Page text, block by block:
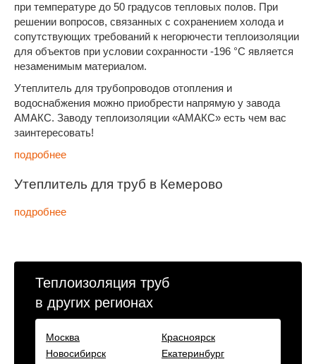
при температуре до 50 градусов тепловых полов. При
решении вопросов, связанных с сохранением холода и
сопутствующих требований к негорючести теплоизоляции
для объектов при условии сохранности -196 °С является
незаменимым материалом.
Утеплитель для трубопроводов отопления и
водоснабжения можно приобрести напрямую у завода
АМАКС. Заводу теплоизоляции «АМАКС» есть чем вас
заинтересовать!
подробнее
Утеплитель для труб в Кемерово
подробнее
Теплоизоляция труб
в других регионах
Москва
Красноярск
Новосибирск
Екатеринбург